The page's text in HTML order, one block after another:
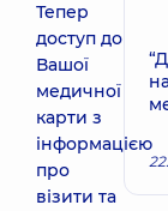
Тепер
доступ до
Вашої
медичної
карти з
інформацією
про
візити та